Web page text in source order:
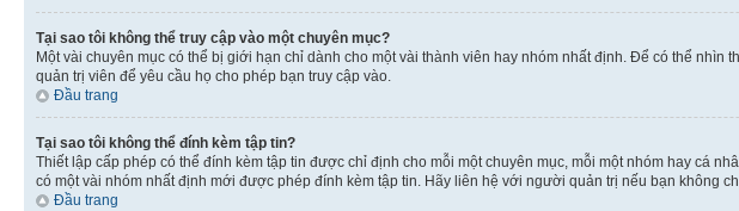
Tại sao tôi không thể truy cập vào một chuyên mục?
Một vài chuyên mục có thể bị giới hạn chỉ dành cho một vài thành viên hay nhóm nhất định. Để có thể
quản trị viên để yêu cầu họ cho phép bạn truy cập vào.
Đầu trang
Tại sao tôi không thể đính kèm tập tin?
Thiết lập cấp phép có thể đính kèm tập tin được chỉ định cho mỗi một chuyên mục, mỗi một nhóm hay cá
có một vài nhóm nhất định mới được phép đính kèm tập tin. Hãy liên hệ với người quản trị nếu bạn không
Đầu trang